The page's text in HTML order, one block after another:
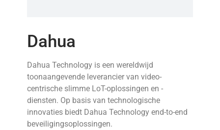
Dahua
Dahua Technology is een wereldwijd
toonaangevende leverancier van video-
centrische slimme LoT-oplossingen en -
diensten. Op basis van technologische
innovaties biedt Dahua Technology end-to-end
beveiligingsoplossingen.